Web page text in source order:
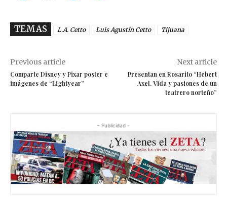
TEMAS L.A. Cetto Luis Agustín Cetto Tijuana
Previous article
Comparte Disney y Pixar poster e
imágenes de “Lightyear”
Next article
Presentan en Rosarito “Hebert
Axel. Vida y pasiones de un
teatrero norteño”
- Publicidad -